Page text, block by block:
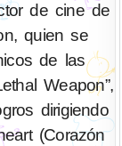
de cine de
quien se
de las
Weapon”,
dirigiendo
(Corazón